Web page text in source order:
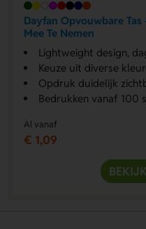
Dayfan Opvouwbare
Mee Te Nemen
Lightweight design,
Keuze uit diverse
Opdruk duidelijk
Bedrukken vanaf 100
Al vanaf
€ 1,09